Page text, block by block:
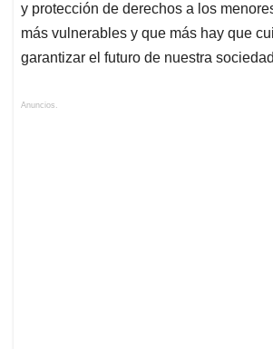
y protección de derechos a los
más vulnerables y que más hay que
garantizar el futuro de nuestra
Anuncios.